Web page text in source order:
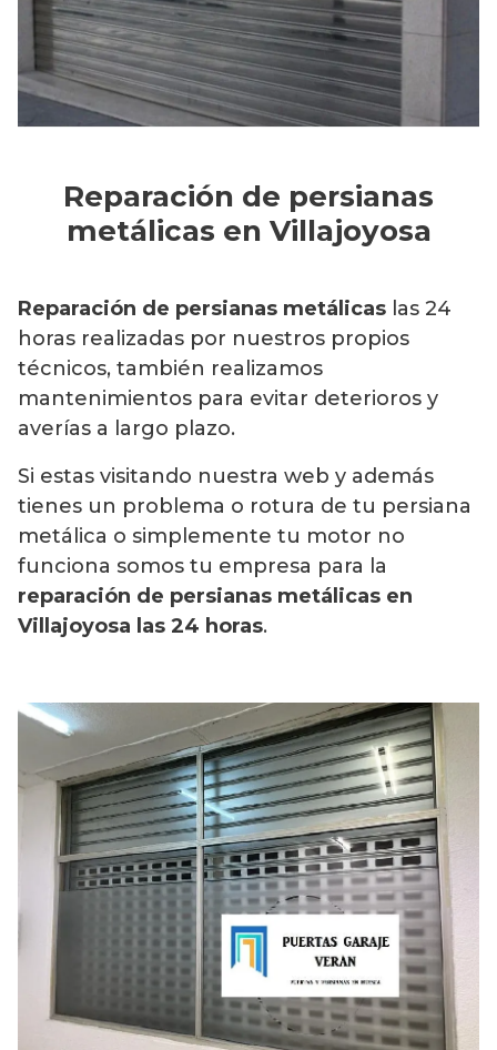
Reparación de persianas
metálicas en Villajoyosa
Reparación de persianas metálicas las 24
horas realizadas por nuestros propios
técnicos, también realizamos
mantenimientos para evitar deterioros y
averías a largo plazo.
Si estas visitando nuestra web y además
tienes un problema o rotura de tu persiana
metálica o simplemente tu motor no
funciona somos tu empresa para la
reparación de persianas metálicas en
Villajoyosa las 24 horas.